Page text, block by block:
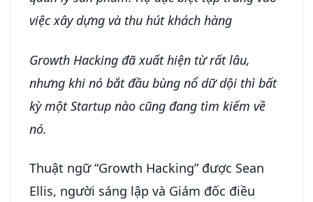
việc xây dựng và thu hút khách hàng
Growth Hacking đã xuất hiện từ rất lâu,
nhưng khi nó bắt đầu bùng nổ dữ dội thì bất
kỳ một Startup nào cũng đang tìm kiếm về
nó.
Thuật ngữ “Growth Hacking” được Sean
Ellis, người sáng lập và Giám đốc điều